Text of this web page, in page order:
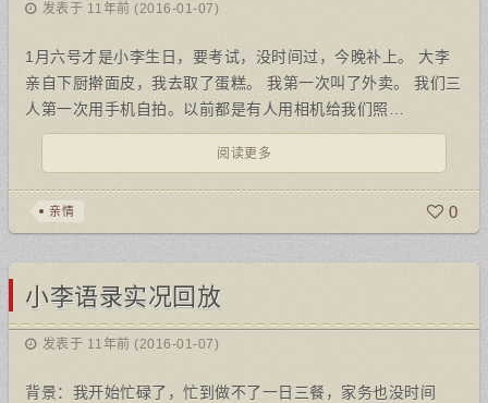
发表于 11年前 (2016-01-07)
1月六号才是小李生日，要考试，没时间过，今晚补上。 大李
亲自下厨擀面皮，我去取了蛋糕。 我第一次叫了外卖。 我们三
人第一次用手机自拍。以前都是有人用相机给我们照…
阅读更多
亲情 0
小李语录实况回放
发表于 11年前 (2016-01-07)
背景：我开始忙碌了，忙到做不了一日三餐，家务也没时间